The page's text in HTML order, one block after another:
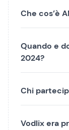
Che cos’è
Quando e
2024?
Chi
Vodlix era